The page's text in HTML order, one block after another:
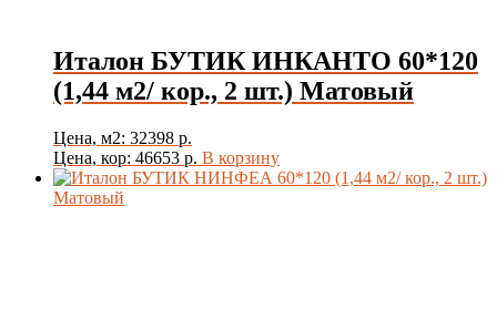
Италон БУТИК ИНКАНТО 60*120
(1,44 м2/ кор., 2 шт.) Матовый
Цена, м2: 32398 р.
Цена, кор: 46653 р. В корзину